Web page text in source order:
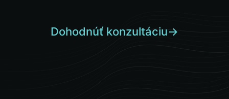
Dohodnúť konzultáciu→